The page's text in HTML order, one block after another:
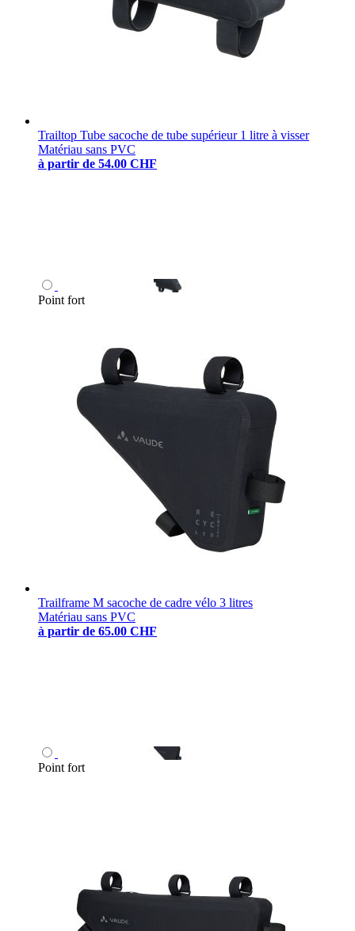
Trailtop Tube sacoche de tube supérieur 1 litre à visser
Matériau sans PVC
à partir de 54.00 CHF
Point fort
Trailframe M sacoche de cadre vélo 3 litres
Matériau sans PVC
à partir de 65.00 CHF
Point fort